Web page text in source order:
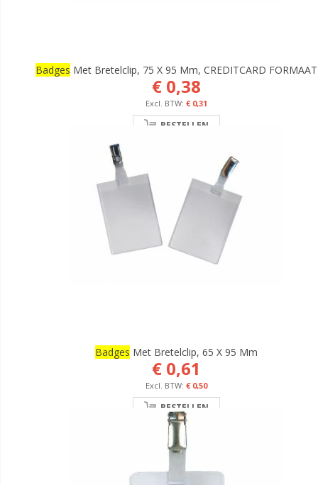
Badges Met Bretelclip, 75 X 95 Mm, CREDITCARD FORMAAT
€ 0,38
€ 0,31
BESTELLEN
Badges Met Bretelclip, 65 X 95 Mm
€ 0,61
€ 0,50
BESTELLEN